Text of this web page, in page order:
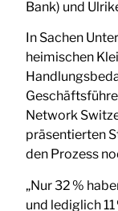
Bank) und
In Sachen
heimischen
Network
präsentierten
den Prozess
„Nur 32 %
und lediglich